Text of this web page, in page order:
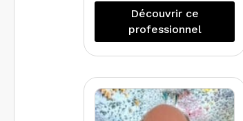
de salariat qui m’ont
énormément apportés.
L’idée est de pousser
l’expérience client de
Un client satisfait est
un client qui fera de
nouveau appelle à
Découvrir ce
professionnel